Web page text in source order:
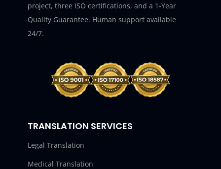
project, three ISO certifications, and a 1-Year
Quality Guarantee. Human support available
24/7.
TRANSLATION SERVICES
Legal Translation
Medical Translation